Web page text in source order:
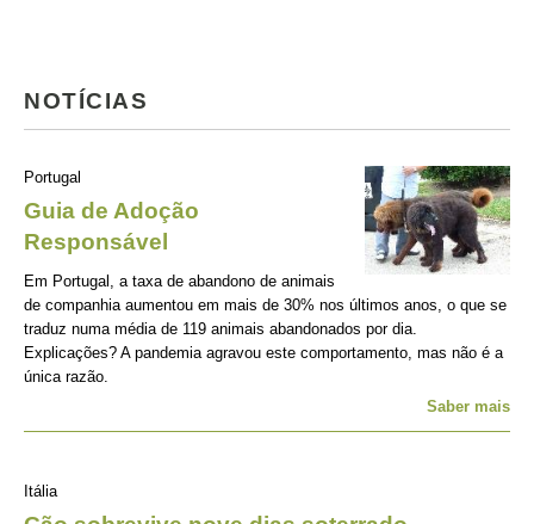
NOTÍCIAS
Portugal
Guia de Adoção
Responsável
Em Portugal, a taxa de abandono de animais
de companhia aumentou em mais de 30% nos últimos anos, o que se
traduz numa média de 119 animais abandonados por dia.
Explicações? A pandemia agravou este comportamento, mas não é a
única razão.
Saber mais
Itália